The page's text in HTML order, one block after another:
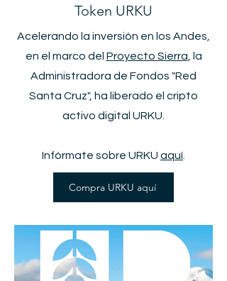
Token URKU
Acelerando la inversión en los Andes,
en el marco del Proyecto Sierra , la
Administradora de Fondos "Red
Santa Cruz", ha liberado el cripto
activo digital URKU.
Infórmate sobre URKU aquí
Compra URKU aquí